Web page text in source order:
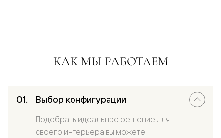
КАК МЫ РАБОТАЕМ
Выбор конфигурации
Подобрать идеальное решение для
своего интерьера вы можете